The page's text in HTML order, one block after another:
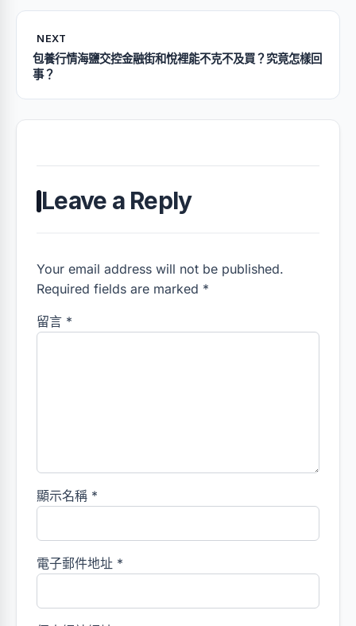
NEXT
包養行情海鹽交控金融街和悅裡能不克不及買？究竟怎樣回
事？
Leave a Reply
Your email address will not be published.
Required fields are marked *
留言 *
顯示名稱 *
電子郵件地址 *